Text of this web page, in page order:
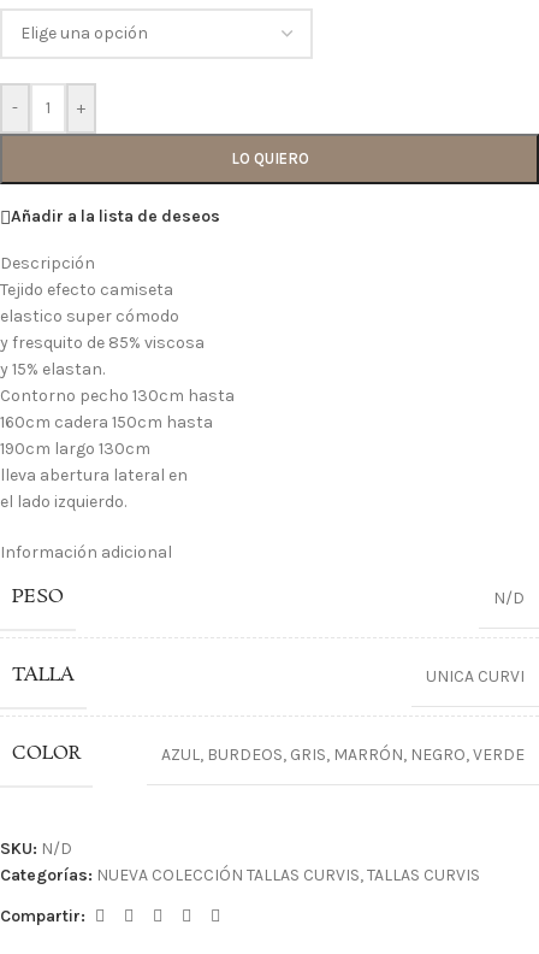
- +
LO QUIERO
Añadir a la lista de deseos
Descripción
Tejido efecto camiseta
elastico super cómodo
y fresquito de 85% viscosa
y 15% elastan.
Contorno pecho 130cm hasta
160cm cadera 150cm hasta
190cm largo 130cm
lleva abertura lateral en
el lado izquierdo.
Información adicional
PESO N/D
TALLA UNICA CURVI
COLOR AZUL, BURDEOS, GRIS, MARRÓN, NEGRO,VERDE
SKU: N/D
Categorías: NUEVA COLECCIÓN TALLAS CURVIS,TALLAS CURVIS
Compartir: